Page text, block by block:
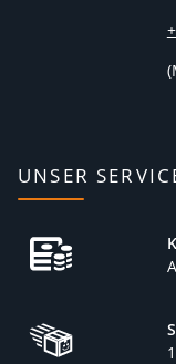
(
UNSER